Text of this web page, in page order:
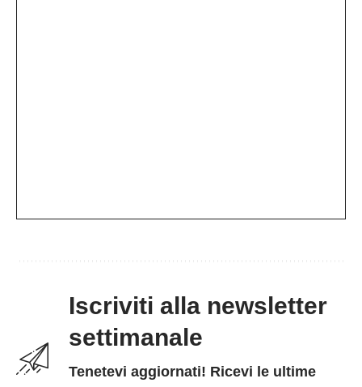
Iscriviti alla newsletter
settimanale
Tenetevi aggiornati! Ricevi le ultime